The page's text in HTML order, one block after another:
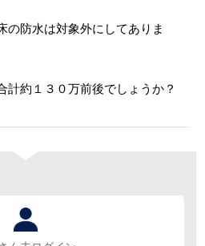
の防水は対象外にしてありま
計約１３０万前後でしょうか？